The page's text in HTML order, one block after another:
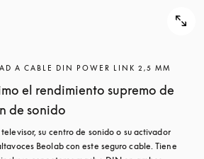
A CABLE DIN POWER LINK 2,5 MM
el rendimiento supremo de
de sonido
su centro de sonido o su activador
Beolab con este seguro cable. Tiene